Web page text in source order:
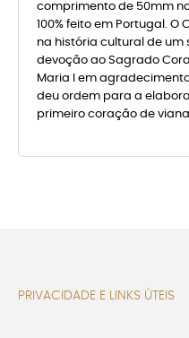
comprimento de 50mm
100% feito em Portugal.
na história cultural de
devoção ao Sagrado
Maria I em
deu ordem para a
primeiro coração de
PRIVACIDADE E LINKS ÚTEIS